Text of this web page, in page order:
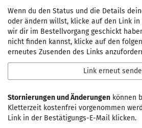
Wenn du den Status und die Details
oder ändern willst, klicke auf den Link in
wir dir im Bestellvorgang geschickt
nicht finden kannst, klicke auf den
erneutes Zusenden des Links
Link erneut
Stornierungen und Änderungen können
Kletterzeit kostenfrei vorgenommen
Link in der Bestätigungs-E-Mail klicken.